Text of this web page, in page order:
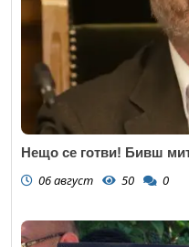
Нещо се готви! Бивш
06 август 50 0